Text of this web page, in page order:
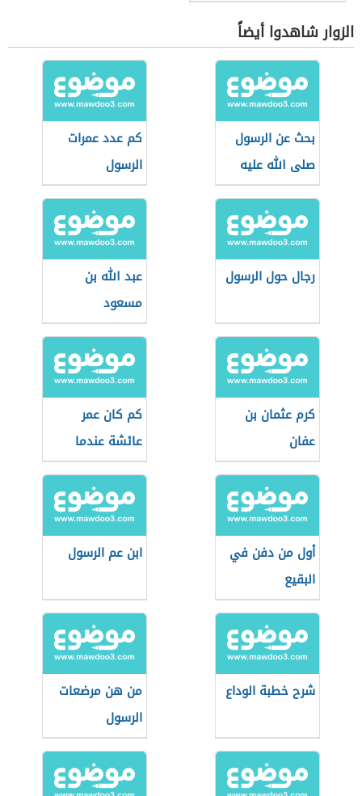
الزوار شاهدوا أيضاً
بحث عن الرسول
صلى الله عليه
وسلم
كم عدد عمرات
الرسول
رجال حول الرسول
عبد الله بن
مسعود
كرم عثمان بن
عفان
كم كان عمر
عائشة عندما
تزوجها الرسول
أول من دفن في
البقيع
ابن عم الرسول
شرح خطبة الوداع
من هن مرضعات
الرسول